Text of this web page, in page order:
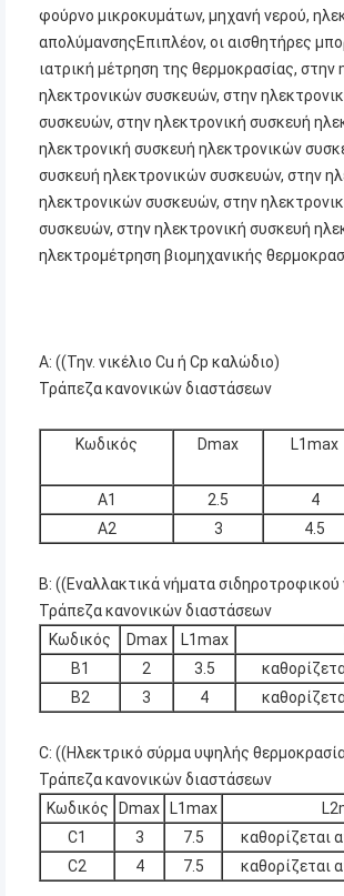
φούρνο μικροκυμάτων, μηχανή νερού,
απολύμανσηςΕπιπλέον, οι αισθητήρες
ιατρική μέτρηση της θερμοκρασίας,
ηλεκτρονικών συσκευών, στην
συσκευών, στην ηλεκτρονική συσκευή
ηλεκτρονική συσκευή ηλεκτρονικών
συσκευή ηλεκτρονικών συσκευών, στην
ηλεκτρονικών συσκευών, στην
συσκευών, στην ηλεκτρονική συσκευή
ηλεκτρομέτρηση βιομηχανικής
Α: ((Την. νικέλιο Cu ή Cp καλώδιο)
Τράπεζα κανονικών διαστάσεων
Κωδικός Dmax L1max
Α1
2.5 4
Α2
3 4.5
Β: ((Εναλλακτικά νήματα σιδηροτροφικού
Τράπεζα κανονικών διαστάσεων
Κωδικός
Dmax L1max
Β1
2 3.5
Β2
3 4
C: ((Ηλεκτρικό σύρμα υψηλής
Τράπεζα κανονικών διαστάσεων
Κωδικός
Dmax L1max
C1
3 7.5 καθορίζεται
C2
4 7.5 καθορίζεται